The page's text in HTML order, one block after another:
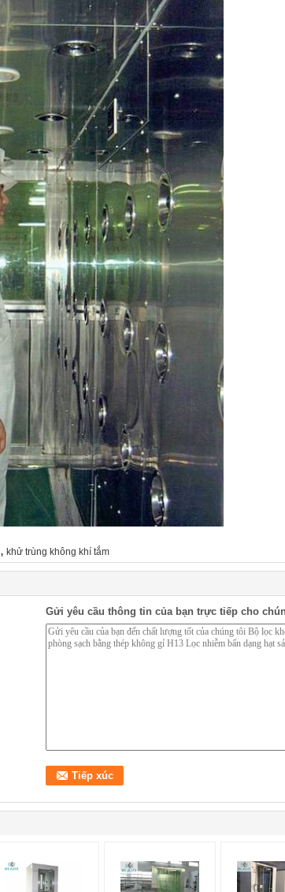
, khử trùng không khí tắm
Gửi yêu cầu thông tin của bạn trực tiếp cho